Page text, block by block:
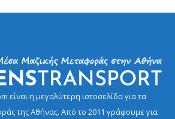
είναι η μεγαλύτερη ιστοσελίδα για τα
της Αθήνας. Από το 2011 γράφουμε για